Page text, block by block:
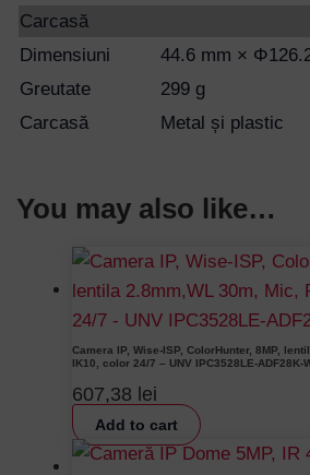
Carcasă
Dimensiuni
44.6 mm ×
Greutate
299 g
Carcasă
Metal și plastic
You may also like…
Camera IP, Wise-ISP, ColorHunter, 8MP,
IK10, color 24/7 – UNV IPC3528LE-ADF28K-
607,38 lei
Add to cart